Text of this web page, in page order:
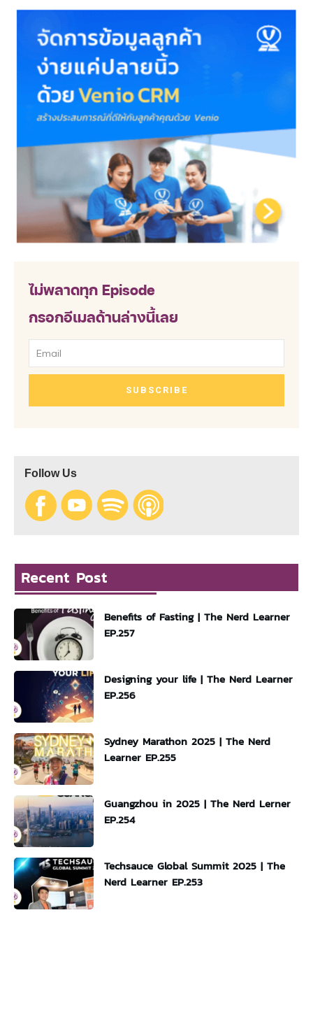
ไม่พลาดทุก Episode
กรอกอีเมลด้านล่างนี้เลย
SUBSCRIBE
Follow Us
Recent Post
Benefits of Fasting | The Nerd Learner
EP.257
Designing your life | The Nerd Learner
EP.256
Sydney Marathon 2025 | The Nerd
Learner EP.255
Guangzhou in 2025 | The Nerd Lerner
EP.254
Techsauce Global Summit 2025 | The
Nerd Learner EP.253